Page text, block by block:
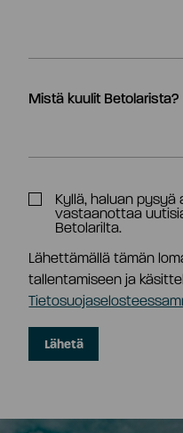
Mistä kuulit Betolarista?
Kyllä, haluan pysyä
vastaanottaa
Betolarilta.
Lähettämällä tämän
tallentamiseen ja